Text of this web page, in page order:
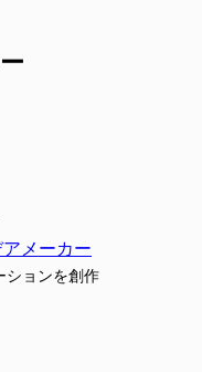
メーカー
ションを創作